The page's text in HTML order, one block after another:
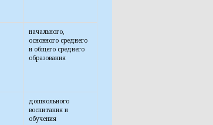
начального,
основного среднего
и общего среднего
образования
дошкольного
воспитания и
обучения